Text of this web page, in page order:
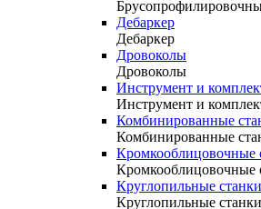
Дебаркер
Дебаркер
Дровоколы
Дровоколы
Инструмент и
Инструмент и
Комбинированные
Комбинированные
Кромкооблицовочные
Кромкооблицовочные
Круглопильные станки
Круглопильные станки